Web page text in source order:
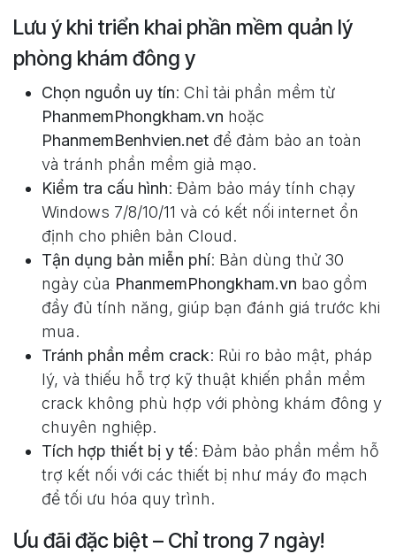
Lưu ý khi triển khai phần mềm quản lý
phòng khám đông y
Chọn nguồn uy tín: Chỉ tải phần mềm từ
PhanmemPhongkham.vn hoặc
PhanmemBenhvien.net để đảm bảo an toàn
và tránh phần mềm giả mạo.
Kiểm tra cấu hình: Đảm bảo máy tính chạy
Windows 7/8/10/11 và có kết nối internet ổn
định cho phiên bản Cloud.
Tận dụng bản miễn phí: Bản dùng thử 30
ngày của PhanmemPhongkham.vn bao gồm
đầy đủ tính năng, giúp bạn đánh giá trước khi
mua.
Tránh phần mềm crack: Rủi ro bảo mật, pháp
lý, và thiếu hỗ trợ kỹ thuật khiến phần mềm
crack không phù hợp với phòng khám đông y
chuyên nghiệp.
Tích hợp thiết bị y tế: Đảm bảo phần mềm hỗ
trợ kết nối với các thiết bị như máy đo mạch
để tối ưu hóa quy trình.
Ưu đãi đặc biệt – Chỉ trong 7 ngày!